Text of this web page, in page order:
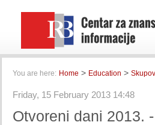
You are here: Home > Education >
Friday, 15 February 2013 14:48
Otvoreni dani 2013.